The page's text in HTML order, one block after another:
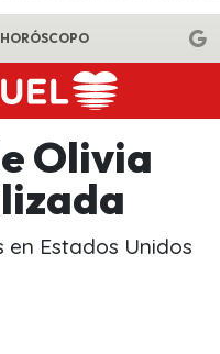
HORÓSCOPO
Olivia
Estados Unidos